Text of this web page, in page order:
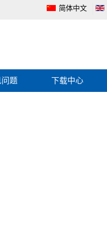
简体中文
题 下载中心